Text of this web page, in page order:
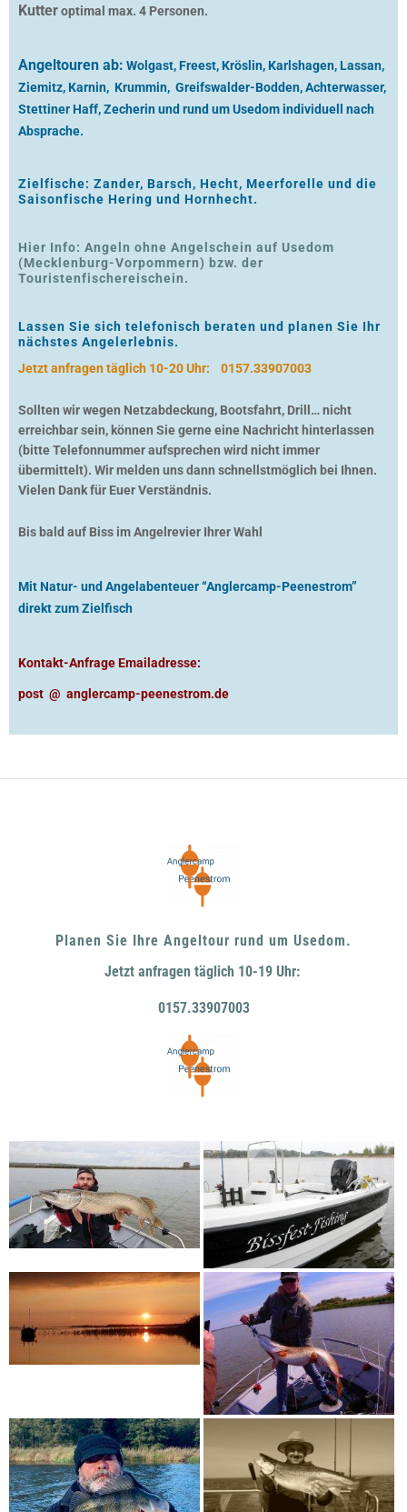
Kutteroptimal max. 4 Personen.
Angeltouren ab: Wolgast, Freest, Kröslin, Karlshagen, Lassan,
Ziemitz, Karnin, Krummin, Greifswalder-Bodden, Achterwasser,
Stettiner Haff, Zecherin und rund um Usedom individuell nach
Absprache.
Zielfische: Zander, Barsch, Hecht, Meerforelle und die
Saisonfische Hering und Hornhecht.
Hier Info: Angeln ohne Angelschein auf Usedom
(Mecklenburg-Vorpommern) bzw. der
Touristenfischereischein.
Lassen Sie sich telefonisch beraten und planen Sie Ihr
nächstes Angelerlebnis.
Jetzt anfragen täglich 10-20 Uhr:
0157.33907003
Sollten wir wegen Netzabdeckung, Bootsfahrt, Drill… nicht
erreichbar sein, können Sie gerne eine Nachricht hinterlassen
(bitte Telefonnummer aufsprechen wird nicht immer
übermittelt). Wir melden uns dann schnellstmöglich bei Ihnen.
Vielen Dank für Euer Verständnis.
Bis bald auf Biss im Angelrevier Ihrer Wahl
Mit Natur- und Angelabenteuer “Anglercamp-Peenestrom”
direkt zum Zielfisch
Kontakt-Anfrage Emailadresse:
post @ anglercamp-peenestrom.de
Planen Sie Ihre Angeltour rund um Usedom.
Jetzt anfragen täglich 10-19 Uhr:
0157.33907003